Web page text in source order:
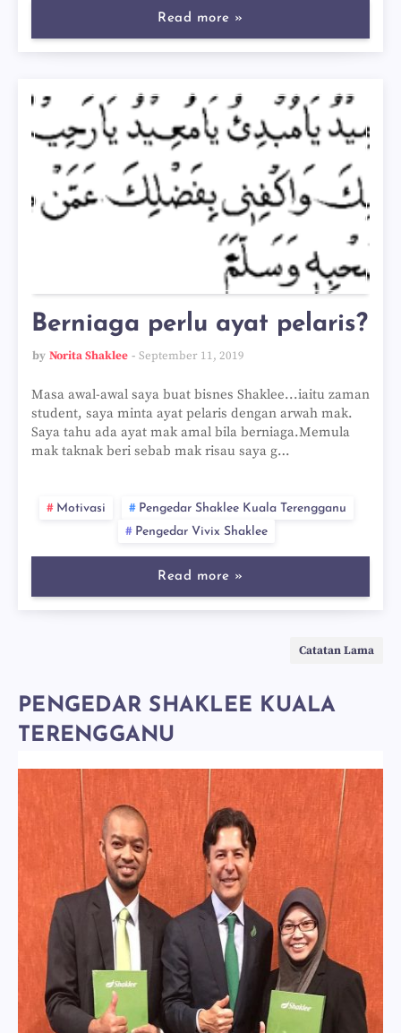
Read more »
Berniaga perlu ayat pelaris?
by Norita Shaklee September 11, 2019
Masa awal-awal saya buat bisnes Shaklee...iaitu zaman
student, saya minta ayat pelaris dengan arwah mak.
Saya tahu ada ayat mak amal bila berniaga.Memula
mak taknak beri sebab mak risau saya g…
Motivasi
Pengedar Shaklee Kuala Terengganu
Pengedar Vivix Shaklee
Read more »
Catatan Lama
PENGEDAR SHAKLEE KUALA
TERENGGANU